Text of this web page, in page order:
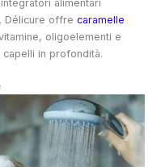
alimentari
Délicure offrecaramelle
oligoelementi e
in profondità.